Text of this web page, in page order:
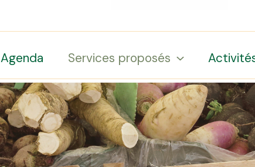
Agenda Services proposés